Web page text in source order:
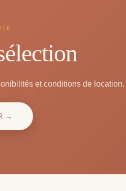
et conditions de location.
→